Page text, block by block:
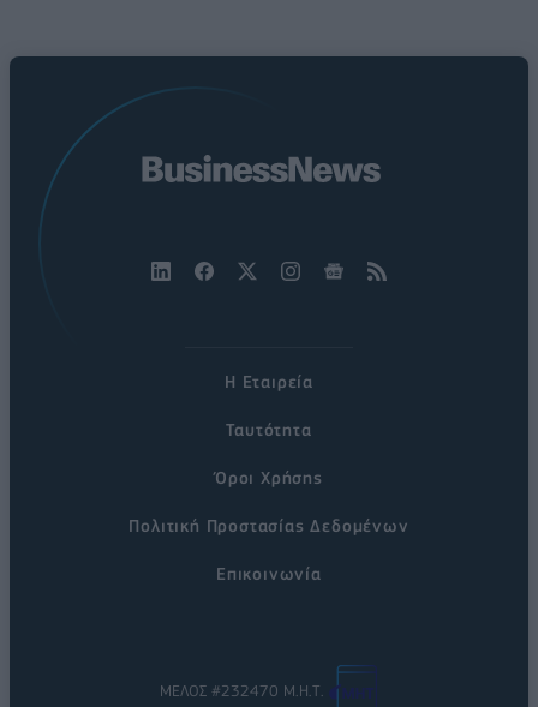
Η Εταιρεία
Ταυτότητα
Όροι Χρήσης
Πολιτική Προστασίας Δεδομένων
Επικοινωνία
ΜΕΛΟΣ #232470 Μ.Η.Τ.